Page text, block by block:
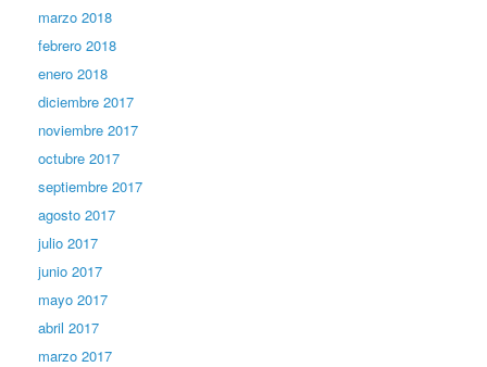
marzo 2018
febrero 2018
enero 2018
diciembre 2017
noviembre 2017
octubre 2017
septiembre 2017
agosto 2017
julio 2017
junio 2017
mayo 2017
abril 2017
marzo 2017